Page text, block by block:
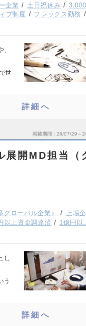
企業 土日祝休み
ブ制度
フレックス勤務
世
詳細へ
掲載期間 26/07/29～
展開MD担当（
ローバル企業）
上場企
以上資金調達済
1億円以
し
う
詳細へ